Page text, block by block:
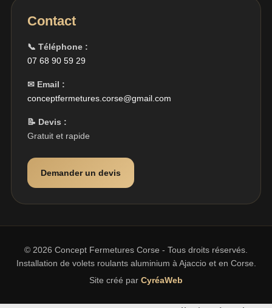
Contact
📞 Téléphone :
07 68 90 59 29
✉ Email :
conceptfermetures.corse@gmail.com
📝 Devis :
Gratuit et rapide
Demander un devis
© 2026 Concept Fermetures Corse - Tous droits réservés.
Installation de volets roulants aluminium à Ajaccio et en Corse.
Site créé par CyréaWeb